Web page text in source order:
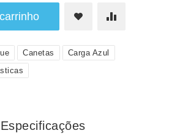
Canetas
Carga Azul
Especificações